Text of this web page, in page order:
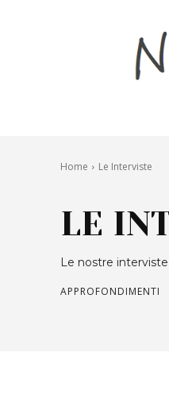
Home Le Interviste
LE
Le nostre
APPROFONDIMENTI